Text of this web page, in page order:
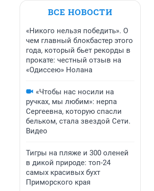
ВСЕ НОВОСТИ
«Никого нельзя победить». О
чем главный блокбастер этого
года, который бьет рекорды в
прокате: честный отзыв на
«Одиссею» Нолана
«Чтобы нас носили на
ручках, мы любим»: нерпа
Сергеевна, которую спасли
бельком, стала звездой Сети.
Видео
Тигры на пляже и 300 оленей
в дикой природе: топ-24
самых красивых бухт
Приморского края